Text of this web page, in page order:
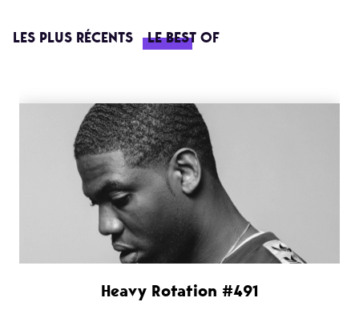
LES PLUS RÉCENTS LE BEST OF
Heavy Rotation #491